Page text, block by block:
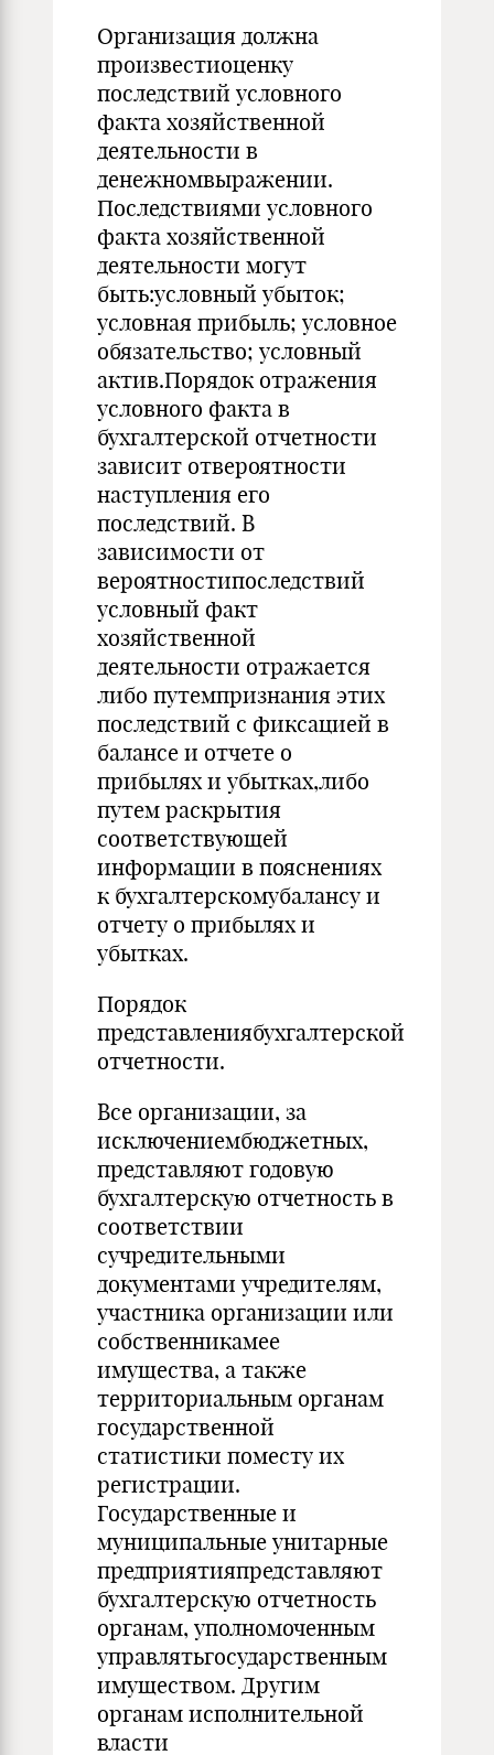
Организация должна
произвестиоценку
последствий условного
факта хозяйственной
деятельности в
денежномвыражении.
Последствиями условного
факта хозяйственной
деятельности могут
быть:условный убыток;
условная прибыль; условное
обязательство; условный
актив.Порядок отражения
условного факта в
бухгалтерской отчетности
зависит отвероятности
наступления его
последствий. В
зависимости от
вероятностипоследствий
условный факт
хозяйственной
деятельности отражается
либо путемпризнания этих
последствий с фиксацией в
балансе и отчете о
прибылях и убытках,либо
путем раскрытия
соответствующей
информации в пояснениях
к бухгалтерскомубалансу и
отчету о прибылях и
убытках.
Порядок
представлениябухгалтерской
отчетности.
Все организации, за
исключениембюджетных,
представляют годовую
бухгалтерскую отчетность в
соответствии
сучредительными
документами учредителям,
участника организации или
собственникамее
имущества, а также
территориальным органам
государственной
статистики поместу их
регистрации.
Государственные и
муниципальные унитарные
предприятияпредставляют
бухгалтерскую отчетность
органам, уполномоченным
управлятьгосударственным
имуществом. Другим
органам исполнительной
власти